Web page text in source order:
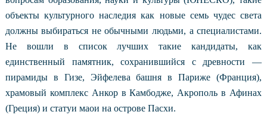
объекты культурного наследия как новые семь чудес света
должны выбираться не обычными людьми, а специалистами.
Не вошли в список лучших такие кандидаты, как
единственный памятник, сохранившийся с древности—
пирамиды в Гизе, Эйфелева башня в Париже (Франция),
храмовый комплекс Анкор в Камбодже, Акрополь в Афинах
(Греция) и статуи маои на острове Пасхи.